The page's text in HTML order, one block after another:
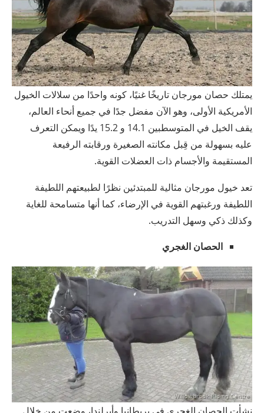
يمتلك حصان مورجان تاريخًا غنيًا، كونه واحدًا من سلالات الخيول
الأمريكية الأولى، وهو الآن مفضل جدًا في جميع أنحاء العالم،
يقف الخيل في المتوسط ​​بين 14.1 و 15.2 يدًا ويمكن التعرف
عليه بسهولة من قِبل مكانته الصغيرة ورقابته الرفيعة
المستقيمة والأجسام ذات العضلات القوية.
تعد خيول مورجان مثالية للمبتدئين نظرًا لطبيعتهم اللطيفة
اللطيفة ورغبتهم القوية في الإرضاء، كما أنها متسامحة للغاية
وكذلك ذكي وسهل التدريب.
الحصان الغجري